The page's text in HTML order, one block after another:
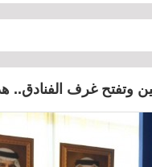
وتفتح غرف الفنادق..